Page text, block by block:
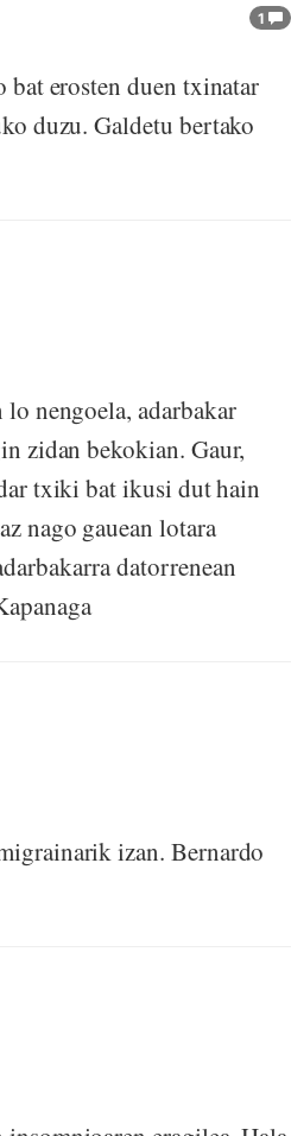
1
erosten duen txinatar
duzu. Galdetu bertako
nengoela, adarbakar
zidan bekokian. Gaur,
txiki bat ikusi dut hain
nago gauean lotara
datorrenean
izan. Bernardo